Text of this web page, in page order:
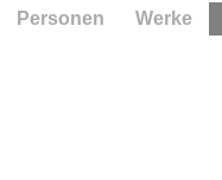
Personen Werke